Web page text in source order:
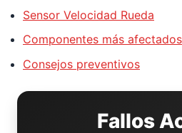
Sensor Velocidad Rueda
Componentes más afectados
Consejos preventivos
Fallos